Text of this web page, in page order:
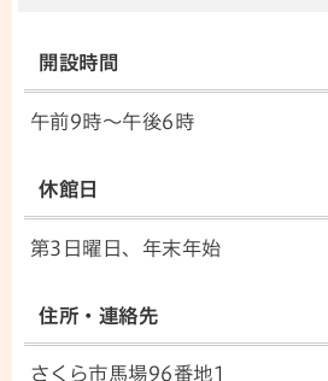
開設時間
午前9時～午後6時
休館日
第3日曜日、年末年始
住所・連絡先
さくら市馬場96番地1